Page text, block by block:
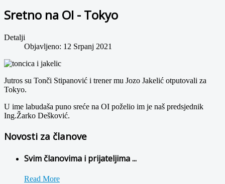
Sretno na OI - Tokyo
Detalji
Objavljeno: 12 Srpanj 2021
Jutros su Tonči Stipanović i trener mu Jozo Jakelić otputovali za
Tokyo.
U ime labudaša puno sreće na OI poželio im je naš predsjednik
Ing.Žarko Dešković.
Novosti za članove
Svim članovima i prijateljima ...
Read More